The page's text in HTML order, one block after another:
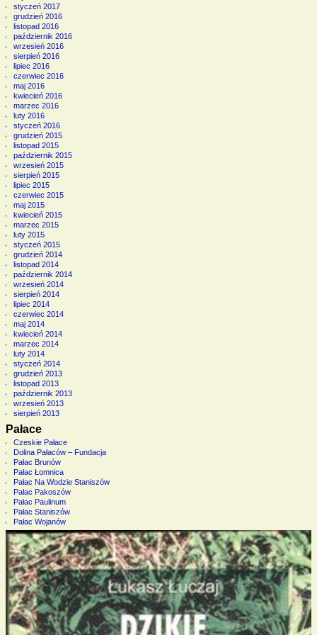
styczeń 2017
grudzień 2016
listopad 2016
październik 2016
wrzesień 2016
sierpień 2016
lipiec 2016
czerwiec 2016
maj 2016
kwiecień 2016
marzec 2016
luty 2016
styczeń 2016
grudzień 2015
listopad 2015
październik 2015
wrzesień 2015
sierpień 2015
lipiec 2015
czerwiec 2015
maj 2015
kwiecień 2015
marzec 2015
luty 2015
styczeń 2015
grudzień 2014
listopad 2014
październik 2014
wrzesień 2014
sierpień 2014
lipiec 2014
czerwiec 2014
maj 2014
kwiecień 2014
marzec 2014
luty 2014
styczeń 2014
grudzień 2013
listopad 2013
październik 2013
wrzesień 2013
sierpień 2013
Pałace
Czeskie Pałace
Dolina Pałaców – Fundacja
Pałac Brunów
Pałac Łomnica
Pałac Na Wodzie Staniszów
Pałac Pakoszów
Pałac Paulinum
Pałac Staniszów
Pałac Wojanów